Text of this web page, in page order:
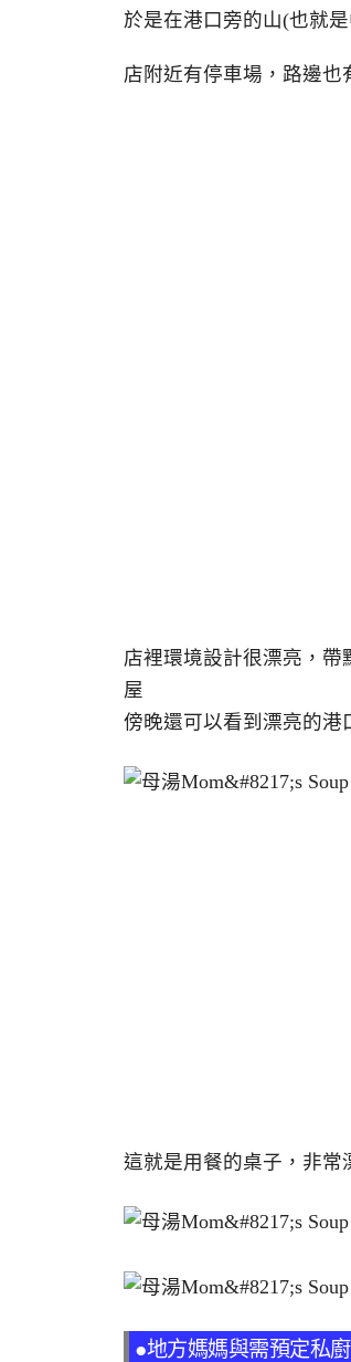
於是在港口旁的山(也就
店附近有停車場，路邊也
店裡環境設計很漂亮，
屋
傍晚還可以看到漂亮的港
這就是用餐的桌子，非常
●地方媽媽與需預定私廚